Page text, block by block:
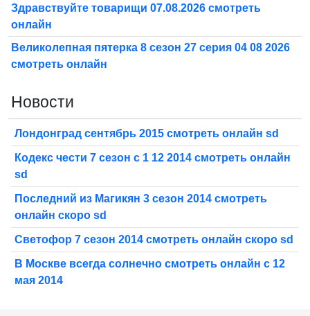
Здравствуйте товарищи 07.08.2026 смотреть
онлайн
Великолепная пятерка 8 сезон 27 серия 04 08 2026
смотреть онлайн
Новости
Лондонград сентябрь 2015 смотреть онлайн sd
Кодекс чести 7 сезон с 1 12 2014 смотреть онлайн
sd
Последний из Магикян 3 сезон 2014 смотреть
онлайн скоро sd
Светофор 7 сезон 2014 смотреть онлайн скоро sd
В Москве всегда солнечно смотреть онлайн с 12
мая 2014